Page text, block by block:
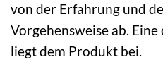
von der Erfahrung und
Vorgehensweise ab.
liegt dem Produkt bei.